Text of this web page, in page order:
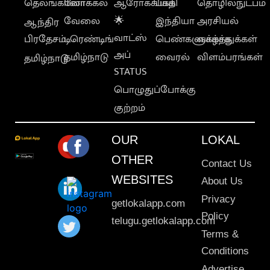
ஆந்திர
பிரதேசம்
தமிழ்நாடு
வேலை
டிரெண்டிங்
தமிழ்நாடு
🌟
வாட்ஸ்
அப்
STATUS
பொழுதுப்போக்கு
குற்றம்
இந்தியா
பெண்களுக்காக
வைரல்
அரசியல்
வாழ்த்துக்கள்
விளம்பரங்கள்
OUR
OTHER
WEBSITES
getlokalapp.com
telugu.getlokalapp.com
LOKAL
Contact Us
About Us
Privacy
Policy
Terms &
Conditions